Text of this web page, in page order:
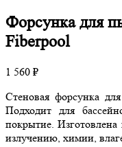
Форсунка для
Fiberpool
1 560 ₽
Стеновая форсунка
Подходит для
покрытие.
излучению, химии,